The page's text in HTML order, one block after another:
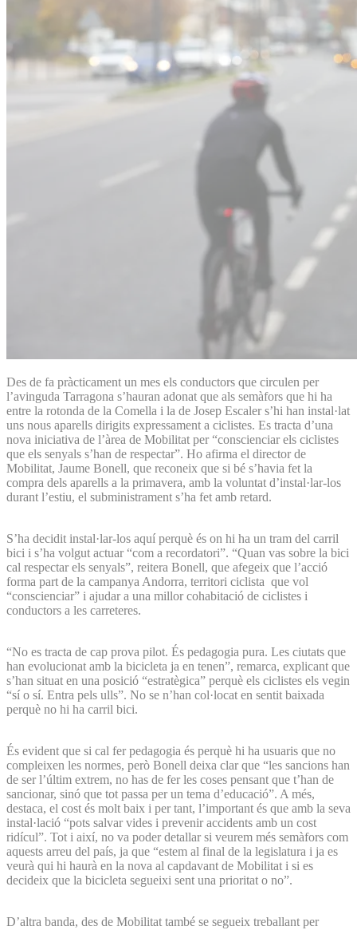
Des de fa pràcticament un mes els conductors que circulen per
l’avinguda Tarragona s’hauran adonat que als semàfors que hi ha
entre la rotonda de la Comella i la de Josep Escaler s’hi han instal·lat
uns nous aparells dirigits expressament a ciclistes. Es tracta d’una
nova iniciativa de l’àrea de Mobilitat per “conscienciar els ciclistes
que els senyals s’han de respectar”. Ho afirma el director de
Mobilitat, Jaume Bonell, que reconeix que si bé s’havia fet la
compra dels aparells a la primavera, amb la voluntat d’instal·lar-los
durant l’estiu, el subministrament s’ha fet amb retard.
S’ha decidit instal·lar-los aquí perquè és on hi ha un tram del carril
bici i s’ha volgut actuar “com a recordatori”. “Quan vas sobre la bici
cal respectar els senyals”, reitera Bonell, que afegeix que l’acció
forma part de la campanya Andorra, territori ciclista que vol
“conscienciar” i ajudar a una millor cohabitació de ciclistes i
conductors a les carreteres.
“No es tracta de cap prova pilot. És pedagogia pura. Les ciutats que
han evolucionat amb la bicicleta ja en tenen”, remarca, explicant que
s’han situat en una posició “estratègica” perquè els ciclistes els vegin
“sí o sí. Entra pels ulls”. No se n’han col·locat en sentit baixada
perquè no hi ha carril bici.
És evident que si cal fer pedagogia és perquè hi ha usuaris que no
compleixen les normes, però Bonell deixa clar que “les sancions han
de ser l’últim extrem, no has de fer les coses pensant que t’han de
sancionar, sinó que tot passa per un tema d’educació”. A més,
destaca, el cost és molt baix i per tant, l’important és que amb la seva
instal·lació “pots salvar vides i prevenir accidents amb un cost
ridícul”. Tot i així, no va poder detallar si veurem més semàfors com
aquests arreu del país, ja que “estem al final de la legislatura i ja es
veurà qui hi haurà en la nova al capdavant de Mobilitat i si es
decideix que la bicicleta segueixi sent una prioritat o no”.
D’altra banda, des de Mobilitat també se segueix treballant per